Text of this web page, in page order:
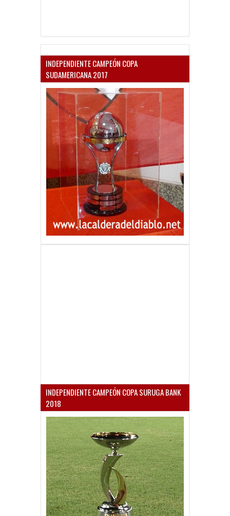
INDEPENDIENTE CAMPEÓN COPA
SUDAMERICANA 2017
INDEPENDIENTE CAMPEÓN COPA SURUGA BANK
2018